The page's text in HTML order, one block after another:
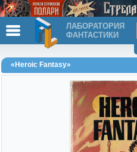
ЛАБОРАТОРИЯ
ФАНТАСТИКИ
«Heroic Fantasy»